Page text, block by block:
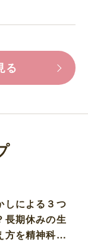
る
しによる３つ
長期休みの生
方を精神科医